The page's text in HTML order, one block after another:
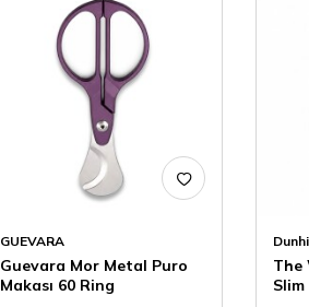
GUEVARA
Guevara Mor Metal Puro
Makası 60 Ring
The